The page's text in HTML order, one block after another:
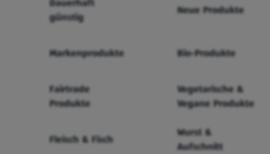
günstig
Neue Produkte
Markenprodukte Bio-Produkte
Fairtrade
Produkte
Vegetarische &
Vegane Produkte
Fleisch & Fisch
Wurst &
Aufschnitt